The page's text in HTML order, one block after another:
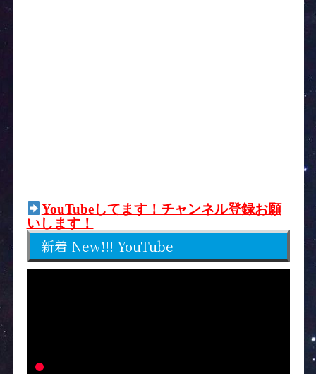
YouTubeしてます！チャンネル登録お願
いします！
新着 New!!! YouTube